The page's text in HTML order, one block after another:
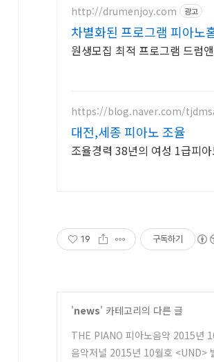
http://drumenjoy.com 광고
차별화된 프로그램 피아노
원생모집 최적 프로그램 드럼
https://blog.naver.com/
대전,세종 피아노 조율
조율경력 38년의 여성 1급피
19 구독하기
'news' 카테고리의 다른 글
​THE PIANO 피아노음악 2015년
음악저널 2015년 10월호 <UND>